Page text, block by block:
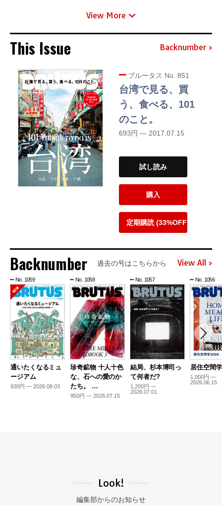
View More
This Issue Backnumber
ブルータス No. 851
台湾で見る、買
う、食べる、101
のこと。
693円 — 2017.07.15
試し読み
購入
定期購読 (33%OFF)
Backnumber 過去の号はこちらから View All
No. 1059
通いたくなるミュ
ージアム
930円 — 2026.08.03
No. 1058
珍奇鉱物 十人十色
な、石への愛のか
たち。 …
950円 — 2026.07.15
No. 1057
結局、杉本博司っ
て何者だ?
1,200円 —
2026.07.01
No. 1056
居住空間
1,000円 —
2026.06.15
Look!
編集部からのお知らせ